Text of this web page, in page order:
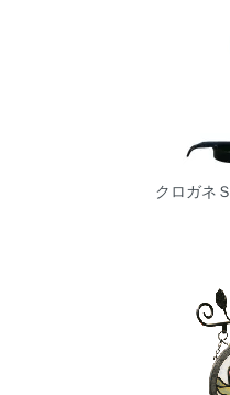
クロガネＳ